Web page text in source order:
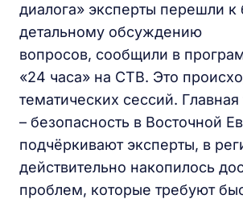
диалога» эксперты перешли к
детальному обсуждению
вопросов, сообщили в
«24 часа» на СТВ. Это
тематических сессий.
– безопасность в Восточной
подчёркивают эксперты, в
действительно накопилось
проблем, которые требуют